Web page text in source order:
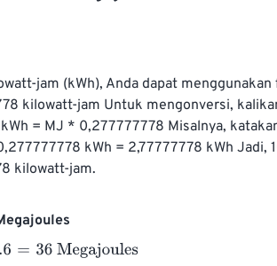
jam (kWh), Anda dapat
kilowatt-jam Untuk mengonversi,
= MJ * 0,277777778 Misalnya,
kWh = 2,77777778 kWh Jadi,
kilowatt-jam.